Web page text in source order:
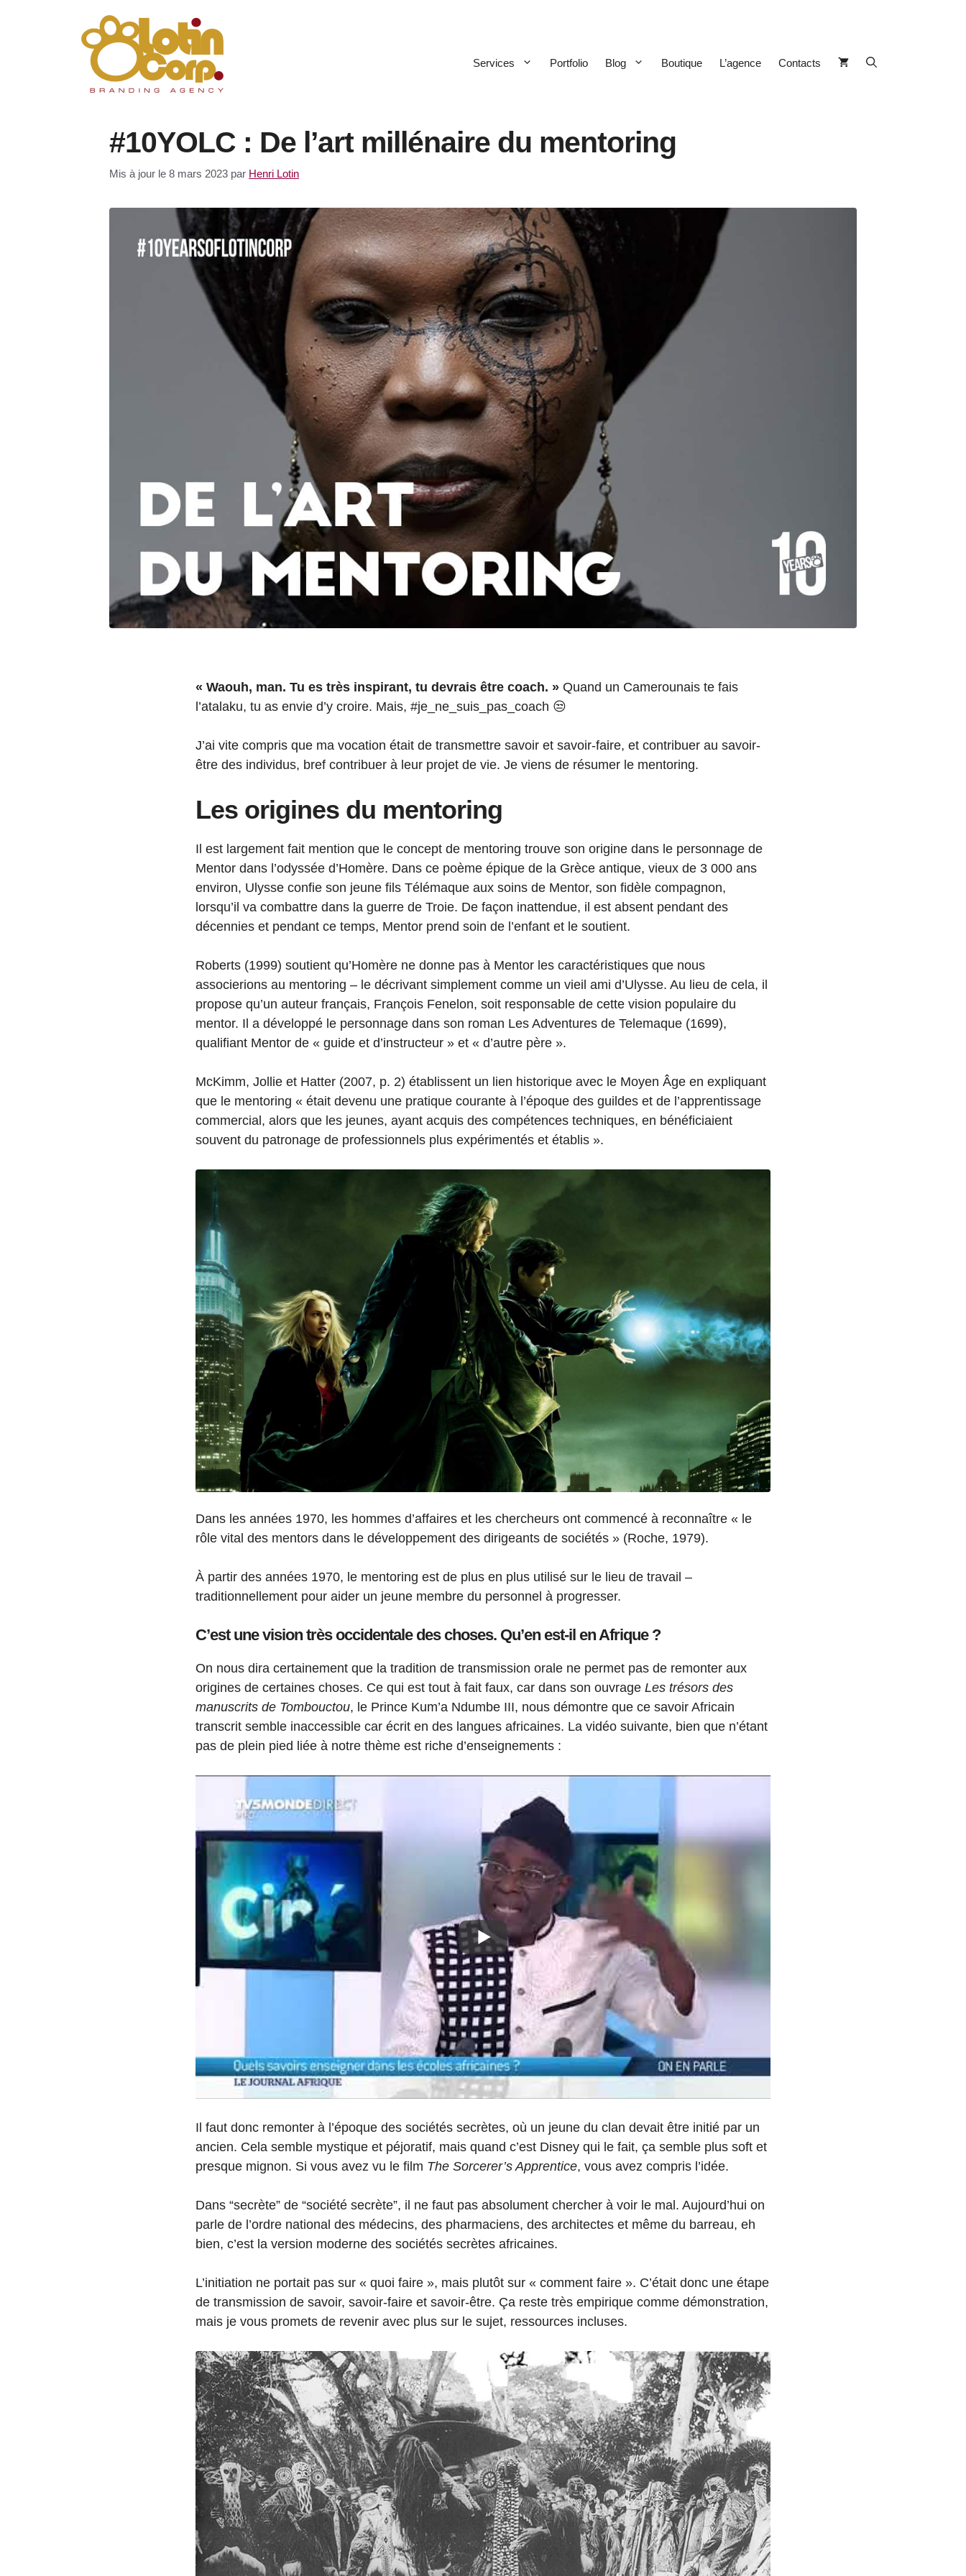
Services Portfolio Blog Boutique L’agence Contacts
#10YOLC : De l’art millénaire du mentoring
Mis à jour le 8 mars 2023 par Henri Lotin
« Waouh, man. Tu es très inspirant, tu devrais être coach. » Quand un Camerounais te fais
l’atalaku, tu as envie d’y croire. Mais, #je_ne_suis_pas_coach 😒
J’ai vite compris que ma vocation était de transmettre savoir et savoir-faire, et contribuer au savoir-
être des individus, bref contribuer à leur projet de vie. Je viens de résumer le mentoring.
Les origines du mentoring
Il est largement fait mention que le concept de mentoring trouve son origine dans le personnage de
Mentor dans l’odyssée d’Homère. Dans ce poème épique de la Grèce antique, vieux de 3 000 ans
environ, Ulysse confie son jeune fils Télémaque aux soins de Mentor, son fidèle compagnon,
lorsqu’il va combattre dans la guerre de Troie. De façon inattendue, il est absent pendant des
décennies et pendant ce temps, Mentor prend soin de l’enfant et le soutient.
Roberts (1999) soutient qu’Homère ne donne pas à Mentor les caractéristiques que nous
associerions au mentoring – le décrivant simplement comme un vieil ami d’Ulysse. Au lieu de cela, il
propose qu’un auteur français, François Fenelon, soit responsable de cette vision populaire du
mentor. Il a développé le personnage dans son roman Les Adventures de Telemaque (1699),
qualifiant Mentor de « guide et d’instructeur » et « d’autre père ».
McKimm, Jollie et Hatter (2007, p. 2) établissent un lien historique avec le Moyen Âge en expliquant
que le mentoring « était devenu une pratique courante à l’époque des guildes et de l’apprentissage
commercial, alors que les jeunes, ayant acquis des compétences techniques, en bénéficiaient
souvent du patronage de professionnels plus expérimentés et établis ».
Dans les années 1970, les hommes d’affaires et les chercheurs ont commencé à reconnaître « le
rôle vital des mentors dans le développement des dirigeants de sociétés » (Roche, 1979).
À partir des années 1970, le mentoring est de plus en plus utilisé sur le lieu de travail –
traditionnellement pour aider un jeune membre du personnel à progresser.
C’est une vision très occidentale des choses. Qu’en est-il en Afrique ?
On nous dira certainement que la tradition de transmission orale ne permet pas de remonter aux
origines de certaines choses. Ce qui est tout à fait faux, car dans son ouvrage Les trésors des
manuscrits de Tombouctou, le Prince Kum’a Ndumbe III, nous démontre que ce savoir Africain
transcrit semble inaccessible car écrit en des langues africaines. La vidéo suivante, bien que n’étant
pas de plein pied liée à notre thème est riche d’enseignements :
Il faut donc remonter à l’époque des sociétés secrètes, où un jeune du clan devait être initié par un
ancien. Cela semble mystique et péjoratif, mais quand c’est Disney qui le fait, ça semble plus soft et
presque mignon. Si vous avez vu le film The Sorcerer’s Apprentice, vous avez compris l’idée.
Dans “secrète” de “société secrète”, il ne faut pas absolument chercher à voir le mal. Aujourd’hui on
parle de l’ordre national des médecins, des pharmaciens, des architectes et même du barreau, eh
bien, c’est la version moderne des sociétés secrètes africaines.
L’initiation ne portait pas sur « quoi faire », mais plutôt sur « comment faire ». C’était donc une étape
de transmission de savoir, savoir-faire et savoir-être. Ça reste très empirique comme démonstration,
mais je vous promets de revenir avec plus sur le sujet, ressources incluses.